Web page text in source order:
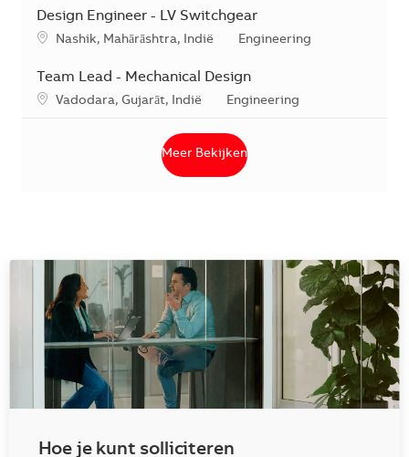
Design Engineer - LV Switchgear
*Je kunt je voorkeurslocatie(s) selecteren tijdens de
Nashik, Mahārāshtra, Indië Categorie
Engineering
Team Lead - Mechanical Design
*Je kunt je voorkeurslocatie(s) selecteren tijdens de
Vadodara, Gujarāt, Indië Categorie
Engineering
Meer Bekijken
Hoe je kunt solliciteren